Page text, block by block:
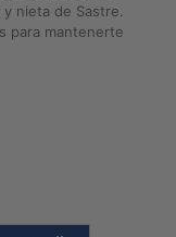
nieta de Sastre.
para mantenerte